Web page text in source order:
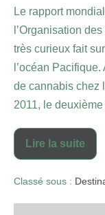
Le rapport
l’Organisation
très curieux fait
l’océan
de cannabis chez
2011, le
Lire la suite
Classé sous :